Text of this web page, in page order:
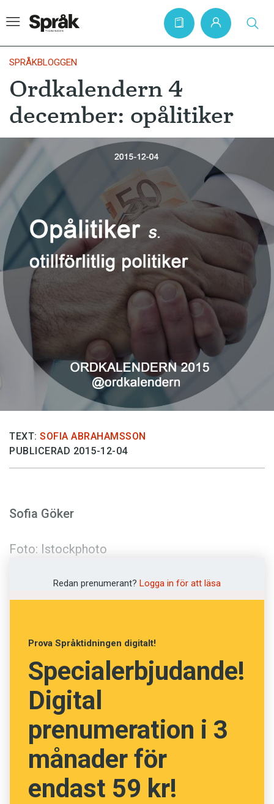
Hem
Artiklar
Krönikor
Språkfrågor
Skrivtips
Bokrecensioner
Kviss
Podden
Anmäl till språkpolisen
Föreslå nyord
Annonsera
Prenumerera
Läs Språktidningen digitalt
SPRÅKBLOGGEN
Ordkalendern 4
december: opålitiker
TEXT: SOFIA ABRAHAMSSON
PUBLICERAD 2015-12-04
Sofia Göker
Foto: Istockphoto
Redan prenumerant? Logga in för att läsa
Prova Språktidningen digitalt!
Specialerbjudande!
Digital
prenumeration i 3
månader för
endast 59 kr!